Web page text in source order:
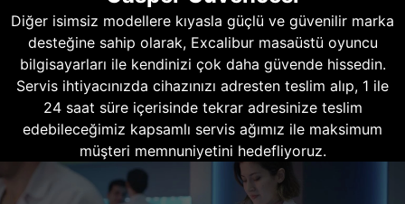
Diğer isimsiz modellere kıyasla güçlü ve güvenilir marka
desteğine sahip olarak, Excalibur masaüstü oyuncu
bilgisayarları ile kendinizi çok daha güvende hissedin.
Servis ihtiyacınızda cihazınızı adresten teslim alıp, 1 ile
24 saat süre içerisinde tekrar adresinize teslim
edebileceğimiz kapsamlı servis ağımız ile maksimum
müşteri memnuniyetini hedefliyoruz.